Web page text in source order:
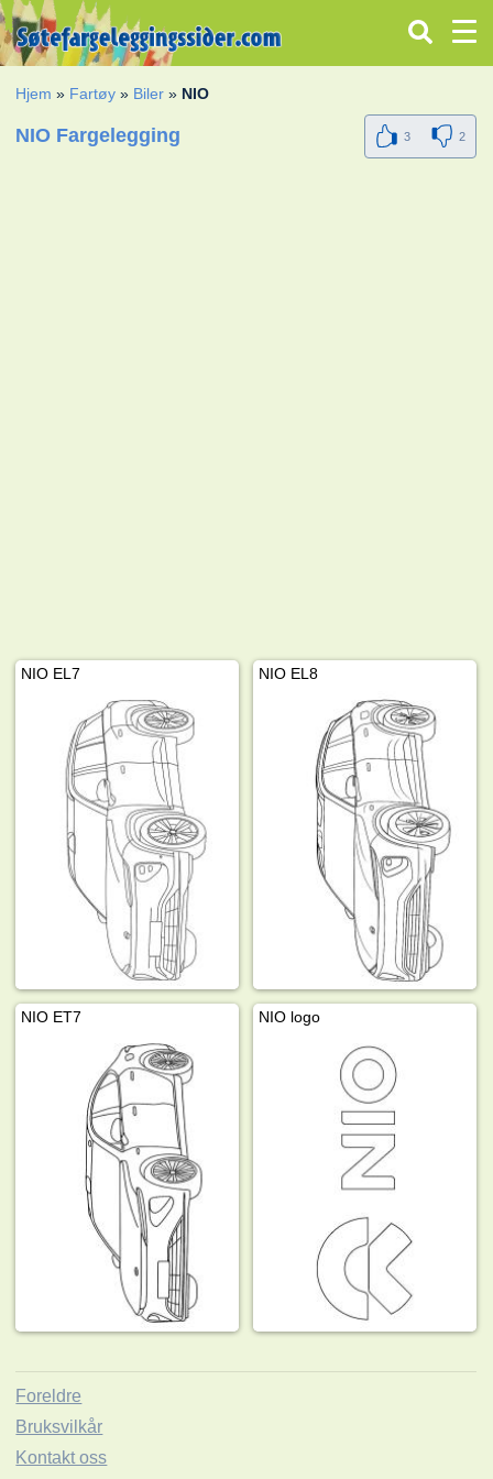
Hjem » Fartøy » Biler » NIO
NIO Fargelegging 3 2
NIO EL7 NIO EL8
NIO ET7 NIO logo
Foreldre
Bruksvilkår
Kontakt oss